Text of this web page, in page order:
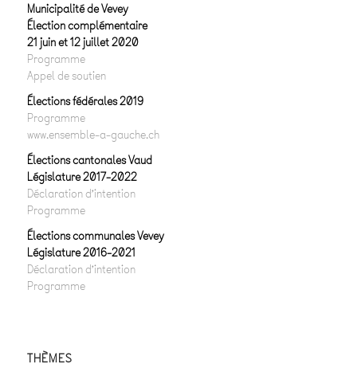
Municipalité de Vevey
Élection complémentaire
21 juin et 12 juillet 2020
Programme
Appel de soutien
Élections fédérales 2019
Programme
www.ensemble-a-gauche.ch
Élections cantonales Vaud
Législature 2017-2022
Déclaration d’intention
Programme
Élections communales Vevey
Législature 2016-2021
Déclaration d’intention
Programme
THÈMES